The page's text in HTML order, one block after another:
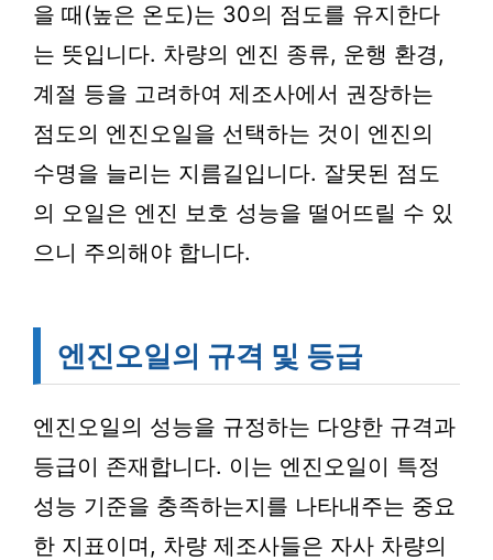
을 때(높은 온도)는 30의 점도를 유지한다
는 뜻입니다. 차량의 엔진 종류, 운행 환경,
계절 등을 고려하여 제조사에서 권장하는
점도의 엔진오일을 선택하는 것이 엔진의
수명을 늘리는 지름길입니다. 잘못된 점도
의 오일은 엔진 보호 성능을 떨어뜨릴 수 있
으니 주의해야 합니다.
엔진오일의 규격 및 등급
엔진오일의 성능을 규정하는 다양한 규격과
등급이 존재합니다. 이는 엔진오일이 특정
성능 기준을 충족하는지를 나타내주는 중요
한 지표이며, 차량 제조사들은 자사 차량의